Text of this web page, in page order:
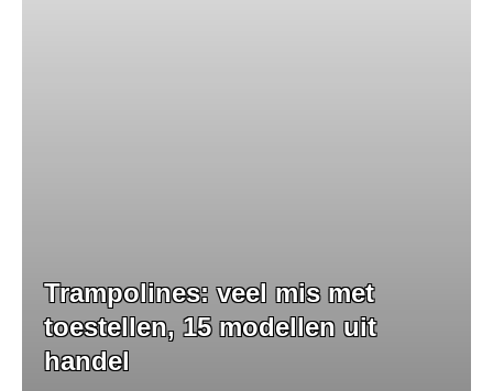
Trampolines: veel mis met
toestellen, 15 modellen uit
handel